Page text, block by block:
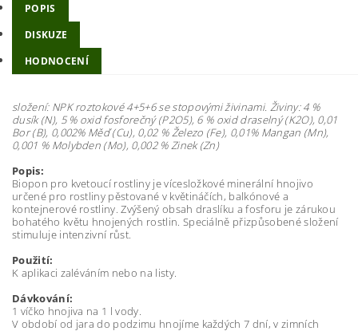
POPIS
DISKUZE
HODNOCENÍ
složení: NPK roztokové 4+5+6 se stopovými živinami. Živiny: 4 %
dusík (N), 5 % oxid fosforečný (P2O5), 6 % oxid draselný (K2O), 0,01
Bor (B), 0,002% Měď (Cu), 0,02 % Železo (Fe), 0,01% Mangan (Mn),
0,001 % Molybden (Mo), 0,002 % Zinek (Zn)
Popis:
Biopon pro kvetoucí rostliny je vícesložkové minerální hnojivo
určené pro rostliny pěstované v květináčích, balkónové a
kontejnerové rostliny. Zvýšený obsah draslíku a fosforu je zárukou
bohatého květu hnojených rostlin. Speciálně přizpůsobené složení
stimuluje intenzivní růst.
Použití:
K aplikaci zaléváním nebo na listy.
Dávkování:
1 víčko hnojiva na 1 l vody.
V období od jara do podzimu hnojíme každých 7 dní, v zimních